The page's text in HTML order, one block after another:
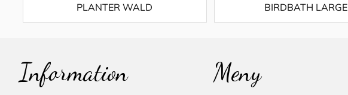
PLANTER WALD BIRDBATH LARGE
Information Meny